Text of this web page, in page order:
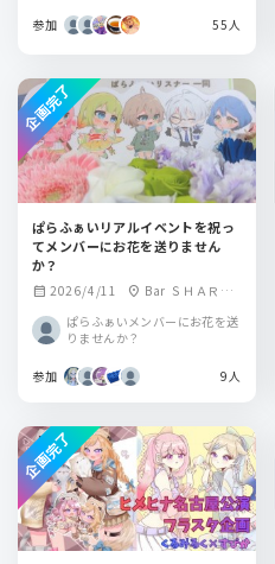
参加 55人
ぱらふぁいリアルイベントを祝っ
てメンバーにお花を送りません
か？
calendar_month 2026/4/11 location_on Bar ＳＨＡＲＥ
ぱらふぁいメンバーにお花を送
りませんか？
参加 9人
企画完了
企画完了